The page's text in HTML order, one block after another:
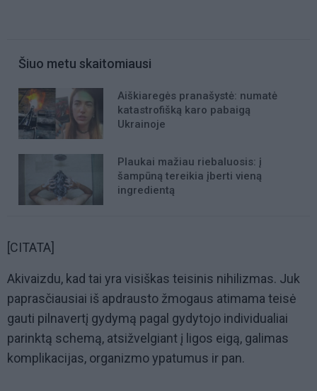
Šiuo metu skaitomiausi
Aiškiaregės pranašystė: numatė
katastrofišką karo pabaigą
Ukrainoje
Plaukai mažiau riebaluosis: į
šampūną tereikia įberti vieną
ingredientą
[CITATA]
Akivaizdu, kad tai yra visiškas teisinis nihilizmas. Juk
paprasčiausiai iš apdrausto žmogaus atimama teisė
gauti pilnavertį gydymą pagal gydytojo individualiai
parinktą schemą, atsižvelgiant į ligos eigą, galimas
komplikacijas, organizmo ypatumus ir pan.